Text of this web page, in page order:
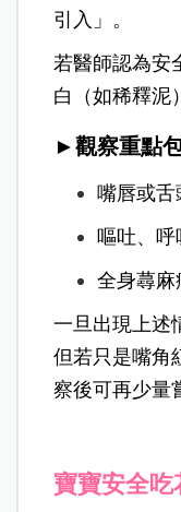
引入」。
若醫師認為安
白（如稀釋泥
►觀察重點
嘴唇或舌
嘔吐、呼
全身蕁麻
一旦出現上述
但若只是嘴角
察後可再少量
寶寶安全